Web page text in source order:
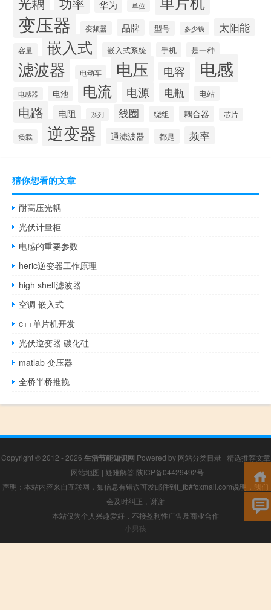
华为 单位
变压器 变频器 品牌 型号 多少钱 太阳能
容量 嵌入式 嵌入式系统 手机 是一种
滤波器 电动车 电压 电容 电感
电感器 电池 电流 电源 电瓶 电站
电路 电阻 系列 线圈 绕组 耦合器 芯片
负载 逆变器 通滤波器 都是 频率
猜你想看的文章
耐高压光耦
光伏计量柜
电感的重要参数
heric逆变器工作原理
high shelf滤波器
空调 嵌入式
c++单片机开发
光伏逆变器 碳化硅
matlab 变压器
全桥半桥推挽
Copyright © 2012 - 2026 生活节能知识网 Powered by 网站分类目录 | 精选推荐文章
| 网站地图 | 疑难解答 陕ICP备04429492号
声明：本站内容来自互联网，如信息有错误可发邮件到f_fb#foxmail.com说明，我们
会及时纠正，谢谢
本站仅为个人兴趣爱好，不接盈利性广告及商业合作
小男孩